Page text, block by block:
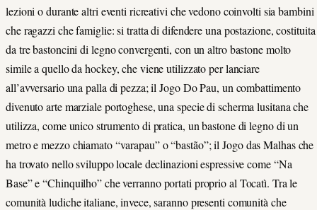
lezioni o durante altri eventi ricreativi che vedono coinvolti sia bambini
che ragazzi che famiglie: si tratta di difendere una postazione, costituita
da tre bastoncini di legno convergenti, con un altro bastone molto
simile a quello da hockey, che viene utilizzato per lanciare
all’avversario una palla di pezza; il Jogo Do Pau, un combattimento
divenuto arte marziale portoghese, una specie di scherma lusitana che
utilizza, come unico strumento di pratica, un bastone di legno di un
metro e mezzo chiamato “varapau” o “bastão”; il Jogo das Malhas che
ha trovato nello sviluppo locale declinazioni espressive come “Na
Base” e “Chinquilho” che verranno portati proprio al Tocatì. Tra le
comunità ludiche italiane, invece, saranno presenti comunità che